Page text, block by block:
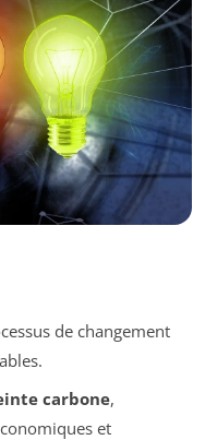
de changement
carbone,
et